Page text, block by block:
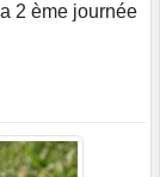
2 ème journée